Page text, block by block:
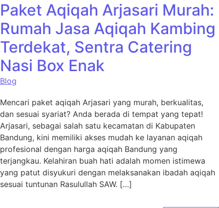
Paket Aqiqah Arjasari Murah:
Rumah Jasa Aqiqah Kambing
Terdekat, Sentra Catering
Nasi Box Enak
Blog
Mencari paket aqiqah Arjasari yang murah, berkualitas,
dan sesuai syariat? Anda berada di tempat yang tepat!
Arjasari, sebagai salah satu kecamatan di Kabupaten
Bandung, kini memiliki akses mudah ke layanan aqiqah
profesional dengan harga aqiqah Bandung yang
terjangkau. Kelahiran buah hati adalah momen istimewa
yang patut disyukuri dengan melaksanakan ibadah aqiqah
sesuai tuntunan Rasulullah SAW. […]